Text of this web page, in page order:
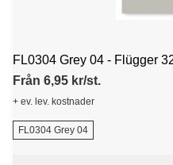
FL0304 Grey 04 - Flügger
Från 6,95 kr/st.
+ ev. lev. kostnader
FL0304 Grey 04